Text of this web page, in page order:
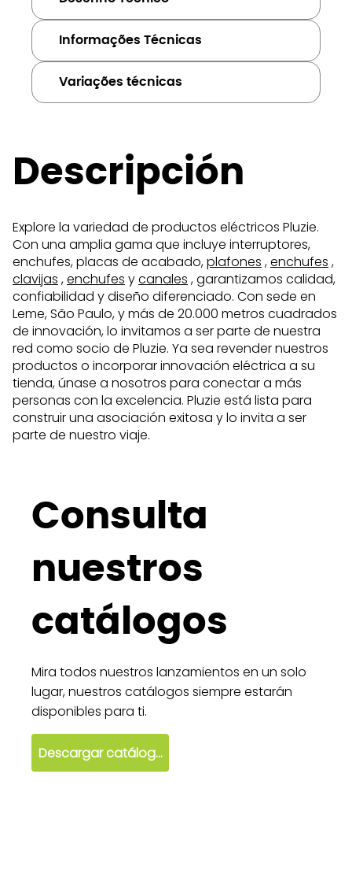
Informações Técnicas
Variações técnicas
Descripción
Explore la variedad de productos eléctricos Pluzie.
Con una amplia gama que incluye interruptores,
enchufes, placas de acabado,plafones ,enchufes ,
clavijas ,enchufes ycanales , garantizamos calidad,
confiabilidad y diseño diferenciado. Con sede en
Leme, São Paulo, y más de 20.000 metros cuadrados
de innovación, lo invitamos a ser parte de nuestra
red como socio de Pluzie. Ya sea revender nuestros
productos o incorporar innovación eléctrica a su
tienda, únase a nosotros para conectar a más
personas con la excelencia. Pluzie está lista para
construir una asociación exitosa y lo invita a ser
parte de nuestro viaje.
Consulta
nuestros
catálogos
Mira todos nuestros lanzamientos en un solo
lugar, nuestros catálogos siempre estarán
disponibles para ti.
Descargar catálogo